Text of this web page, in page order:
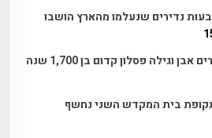
נדירים שנעלמו מהארץ הושבו
פסלון קדום בן 1,700 שנה
בית המקדש השני נחשף